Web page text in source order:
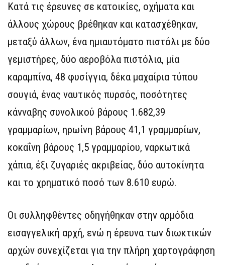
Κατά τις έρευνες σε κατοικίες, οχήματα και
άλλους χώρους βρέθηκαν και κατασχέθηκαν,
μεταξύ άλλων, ένα ημιαυτόματο πιστόλι με δύο
γεμιστήρες, δύο αεροβόλα πιστόλια, μία
καραμπίνα, 48 φυσίγγια, δέκα μαχαίρια τύπου
σουγιά, ένας ναυτικός πυρσός, ποσότητες
κάνναβης συνολικού βάρους 1.682,39
γραμμαρίων, ηρωίνη βάρους 41,1 γραμμαρίων,
κοκαΐνη βάρους 1,5 γραμμαρίου, ναρκωτικά
χάπια, έξι ζυγαριές ακριβείας, δύο αυτοκίνητα
και το χρηματικό ποσό των 8.610 ευρώ.
Οι συλληφθέντες οδηγήθηκαν στην αρμόδια
εισαγγελική αρχή, ενώ η έρευνα των διωκτικών
αρχών συνεχίζεται για την πλήρη χαρτογράφηση